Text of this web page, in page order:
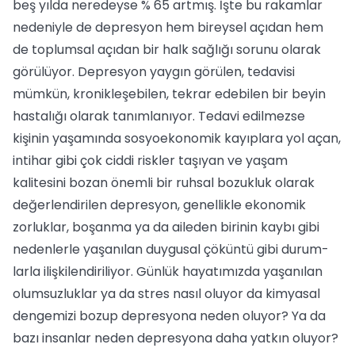
beş yılda neredeyse % 65 artmış. İşte bu rakamlar
nedeniyle de depresyon hem bireysel açı­dan hem
de toplumsal açıdan bir halk sağ­lığı sorunu olarak
görülüyor. Depresyon yaygın görülen, tedavisi
mümkün, kronikleşebilen, tekrar edebi­len bir beyin
hastalığı olarak tanımlanı­yor. Tedavi edilmezse
kişinin yaşamında sosyoekonomik kayıplara yol açan,
inti­har gibi çok ciddi riskler taşıyan ve yaşam
kalitesini bozan önemli bir ruhsal bozuk­luk olarak
değerlendirilen depresyon, ge­nellikle ekonomik
zorluklar, boşanma ya da aileden birinin kaybı gibi
nedenlerle yaşanılan duygusal çöküntü gibi durum­
larla ilişkilendiriliyor. Günlük hayatımızda yaşanılan
olum­suzluklar ya da stres nasıl oluyor da kim­yasal
dengemizi bozup depresyona neden oluyor? Ya da
bazı insanlar neden depres­yona daha yatkın oluyor?